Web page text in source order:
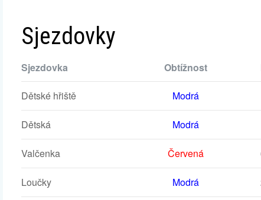
Sjezdovky
Sjezdovka Obtížnost
Dětské hřiště Modrá
Dětská Modrá
Valčenka Červená
Loučky Modrá